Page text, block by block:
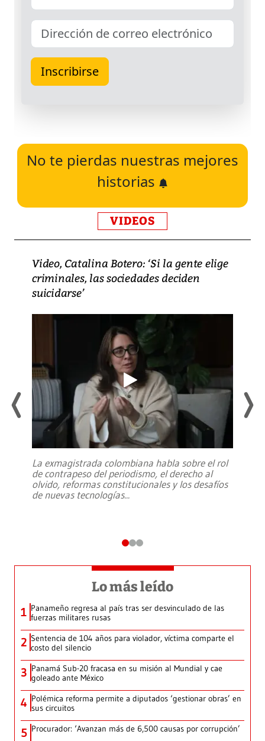
No te pierdas nuestras mejores
historias
VIDEOS
Video, Catalina Botero: ‘Si la gente elige
criminales, las sociedades deciden
suicidarse’
La exmagistrada colombiana habla sobre el rol
de contrapeso del periodismo, el derecho al
olvido, reformas constitucionales y los desafíos
de nuevas tecnologías...
Lo más leído
1 Panameño regresa al país tras ser desvinculado de las
fuerzas militares rusas
2 Sentencia de 104 años para violador, víctima comparte el
costo del silencio
3 Panamá Sub-20 fracasa en su misión al Mundial y cae
goleado ante México
4 Polémica reforma permite a diputados ‘gestionar obras’ en
sus circuitos
5 Procurador: ‘Avanzan más de 6,500 causas por corrupción’